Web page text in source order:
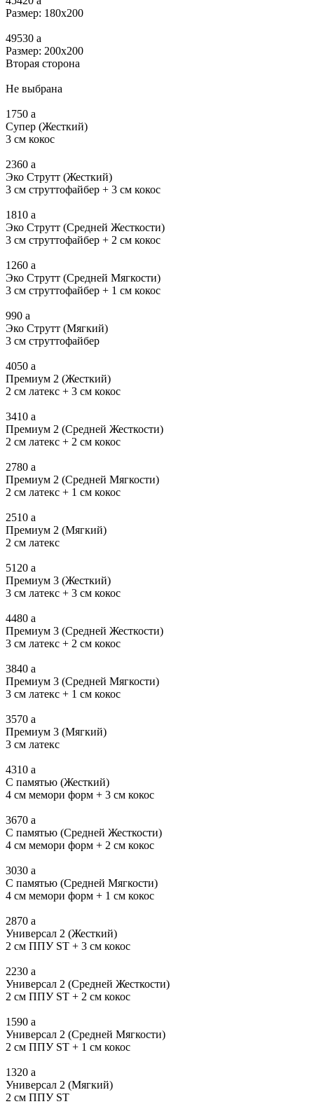
Размер: 180х200
49530 a
Размер: 200х200
Вторая сторона
Не выбрана
1750 a
Супер (Жесткий)
3 см кокос
2360 a
Эко Струтт (Жесткий)
3 см струттофайбер + 3 см кокос
1810 a
Эко Струтт (Средней Жесткости)
3 см струттофайбер + 2 см кокос
1260 a
Эко Струтт (Средней Мягкости)
3 см струттофайбер + 1 см кокос
990 a
Эко Струтт (Мягкий)
3 см струттофайбер
4050 a
Премиум 2 (Жесткий)
2 см латекс + 3 см кокос
3410 a
Премиум 2 (Средней Жесткости)
2 см латекс + 2 см кокос
2780 a
Премиум 2 (Средней Мягкости)
2 см латекс + 1 см кокос
2510 a
Премиум 2 (Мягкий)
2 см латекс
5120 a
Премиум 3 (Жесткий)
3 см латекс + 3 см кокос
4480 a
Премиум 3 (Средней Жесткости)
3 см латекс + 2 см кокос
3840 a
Премиум 3 (Средней Мягкости)
3 см латекс + 1 см кокос
3570 a
Премиум 3 (Мягкий)
3 см латекс
4310 a
С памятью (Жесткий)
4 см мемори форм + 3 см кокос
3670 a
С памятью (Средней Жесткости)
4 см мемори форм + 2 см кокос
3030 a
С памятью (Средней Мягкости)
4 см мемори форм + 1 см кокос
2870 a
Универсал 2 (Жесткий)
2 см ППУ ST + 3 см кокос
2230 a
Универсал 2 (Средней Жесткости)
2 см ППУ ST + 2 см кокос
1590 a
Универсал 2 (Средней Мягкости)
2 см ППУ ST + 1 см кокос
1320 a
Универсал 2 (Мягкий)
2 см ППУ ST